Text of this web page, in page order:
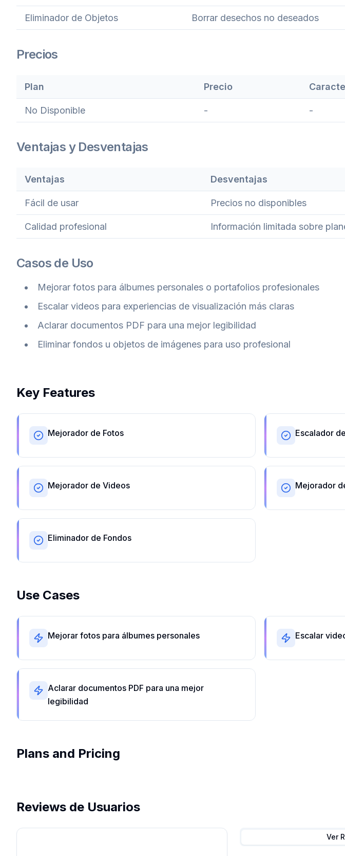
Eliminador de Objetos Borrar desechos no deseados
Precios
Plan Precio
No Disponible - -
Ventajas y Desventajas
Ventajas Desventajas
Fácil de usar Precios no disponibles
Calidad profesional Información limitada sobre
Casos de Uso
Mejorar fotos para álbumes personales o portafolios profesionales
Escalar videos para experiencias de visualización más claras
Aclarar documentos PDF para una mejor legibilidad
Eliminar fondos u objetos de imágenes para uso profesional
Key Features
Mejorador de Fotos Escalador
Mejorador de Videos Mejorador
Eliminador de Fondos
Use Cases
Mejorar fotos para álbumes personales Escalar
Aclarar documentos PDF para una mejor
legibilidad
Plans and Pricing
Reviews de Usuarios
Ver